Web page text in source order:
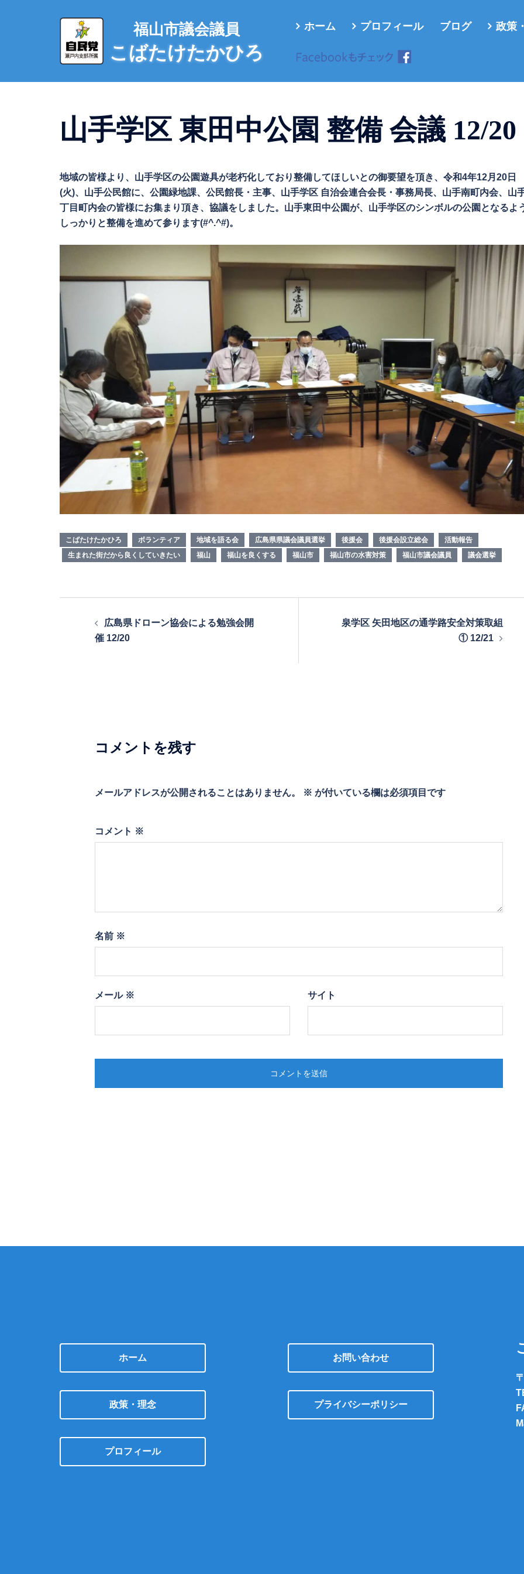
へ
福山市議会議員
こばたけたかひろ
ホーム プロフィール ブログ 政策
山手学区 東田中公園 整備 会議 12/20
地域の皆様より、山手学区の公園遊具が老朽化しており整備してほしいとの御要望を頂き、令和4年12月20日
(火)、山手公民館に、公園緑地課、公民館長・主事、山手学区 自治会連合会長・事務局長、山手南町内会、山
丁目町内会の皆様にお集まり頂き、協議をしました。山手東田中公園が、山手学区のシンボルの公園となるよ
しっかりと整備を進めて参ります(#^.^#)。
こばたけたかひろ ボランティア 地域を語る会 広島県県議会議員選挙 後援会 後援会設立総会
活動報告
生まれた街だから良くしていきたい
福山 福山を良くする 福山市 福山市の水害対策 福山市議会議員 議会選挙
広島県ドローン協会による勉強会開
催 12/20
泉学区 矢田地区の通学路安全対策取組
① 12/21
コメントを残す
メールアドレスが公開されることはありません。 ※ が付いている欄は必須項目です
コメント ※
名前 ※
メール ※ サイト
ホーム
政策・理念
プロフィール
お問い合わせ
プライバシーポリシー